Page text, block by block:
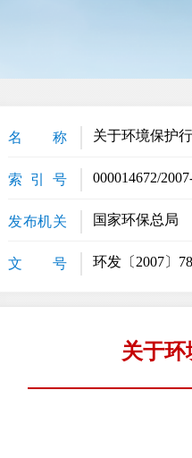
名 称 关于环境保护
索 引 号 000014672/
发布机关 国家环保总局
文 号 环发〔2007〕
关于